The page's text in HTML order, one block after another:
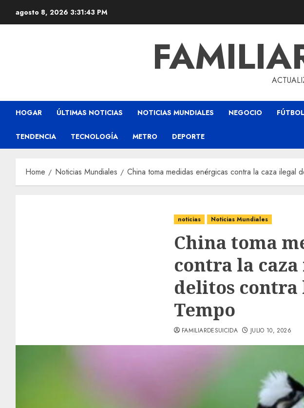
agosto 8, 2026 3:31:44 PM
HOGAR ÚLTIMAS NOTICIAS NOTICIAS MUNDIALES NEGOCIO
TENDENCIA TECNOLOGÍA METRO DEPORTE
Home Noticias Mundiales China toma medidas enérgicas contra la caza ilegal
noticias Noticias Mundiales
China toma
contra la
delitos
Tempo
FAMILIARDESUICIDA JULIO 10, 2026